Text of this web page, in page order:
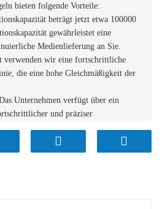
bieten folgende Vorteile:
beträgt jetzt etwa 1 00000
gewährleistet eine
Medienlieferung an Sie.
verwenden wir eine fortschrittliche
die eine hohe Gleichmäßigkeit der
Unternehmen verfügt über ein
und präziser
den Qualitätsstandards durchgeführt